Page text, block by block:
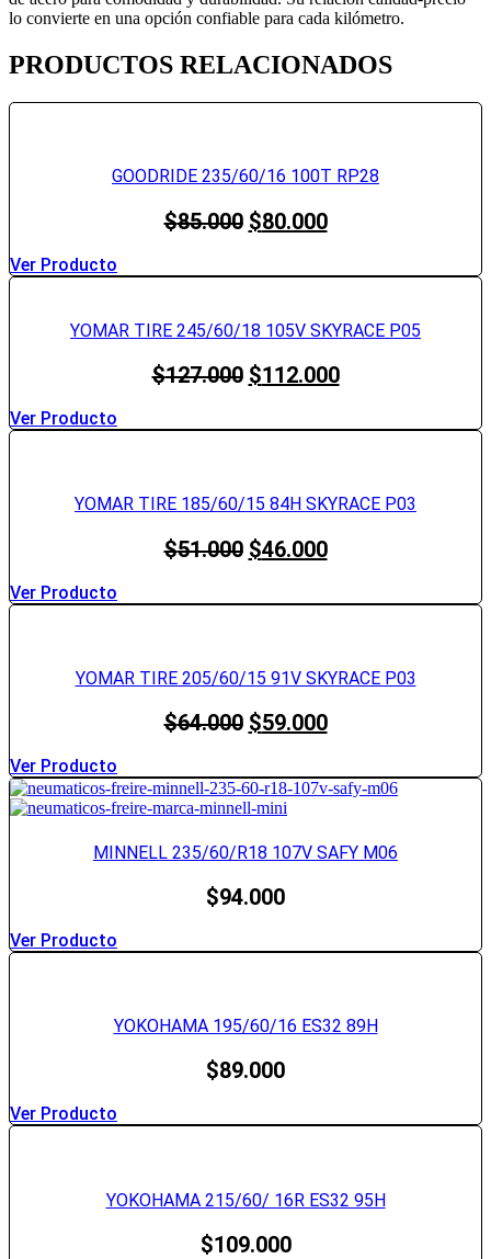
lo convierte en una opción confiable para cada kilómetro.
PRODUCTOS RELACIONADOS
GOODRIDE 235/60/16 100T RP28
$85.000 El
era:
$80.000El
es:
Ver Producto
YOMAR TIRE 245/60/18 105V SKYRACE P05
$127.000 El
era:
$112.000El
es:
Ver Producto
YOMAR TIRE 185/60/15 84H SKYRACE P03
$51.000 El
era:
$46.000El
es:
Ver Producto
YOMAR TIRE 205/60/15 91V SKYRACE P03
$64.000 El
era:
$64.000.
$59.000El
es:
Ver Producto
MINNELL 235/60/R18 107V SAFY M06
$94.000
Ver Producto
YOKOHAMA 195/60/16 ES32 89H
$89.000
Ver Producto
YOKOHAMA 215/60/ 16R ES32 95H
$109.000